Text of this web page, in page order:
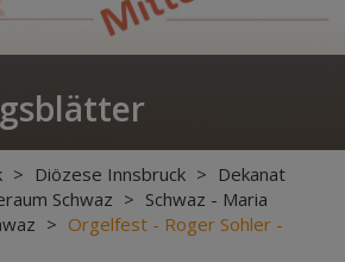
> Diözese Innsbruck > Dekanat
Schwaz > Schwaz - Maria
> Orgelfest - Roger Sohler -